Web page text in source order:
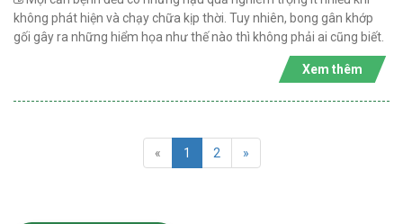
không phát hiện và chạy chữa kịp thời. Tuy nhiên, bong gân khớp
gối gây ra những hiểm họa như thế nào thì không phải ai cũng biết.
Xem thêm
« 1 2 »